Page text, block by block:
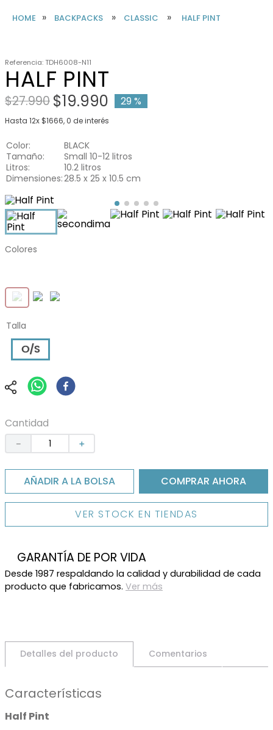
BACKPACKS CLASSIC HALF PINT
Referencia:TDH6008-N11
HALF PINT
$27.990 $19.990 29 %
Hasta 12x $1666, 0 de interés
Color
BLACK
Tamaño
Small 10-12 litros
Litros
10.2 litros
Dimensiones 28.5 x 25 x 10.5 cm
Colores
Talla
O/S
Cantidad
＋
－
AÑADIR A LA BOLSA COMPRAR AHORA
VER STOCK EN TIENDAS
GARANTÍA DE POR VIDA
Desde 1987 respaldando la calidad y durabilidad de cada
producto que fabricamos. Ver más
Detalles del producto Comentarios
Características
Half Pint